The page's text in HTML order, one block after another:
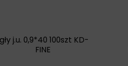
j.u. 0,9*40 100szt KD-
FINE